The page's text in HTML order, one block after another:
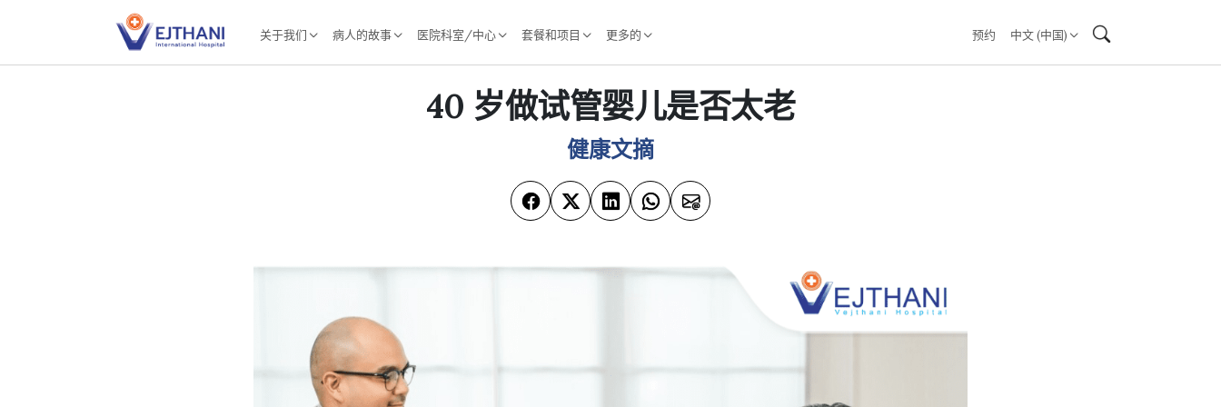
关于我们 病人的故事 医院科室/中心 套餐和项目 更多的 预约 中文 (中国)
40 岁做试管婴儿是否太老
健康文摘